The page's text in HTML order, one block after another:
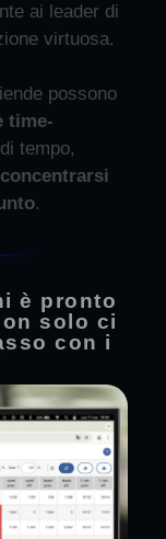
ai leader di
virtuosa.
possono
time-
tempo,
.
è pronto
solo ci
con i